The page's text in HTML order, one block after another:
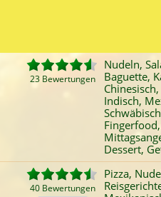
Das
Der
Styles
Rabatt
Pizza
Nudeln
Salat
Baguette
Kartoffeln
23 Bewertungen
Nudeln,
Baguette,
Indisch,
Dessert,
40 Bewertungen
Pizza,